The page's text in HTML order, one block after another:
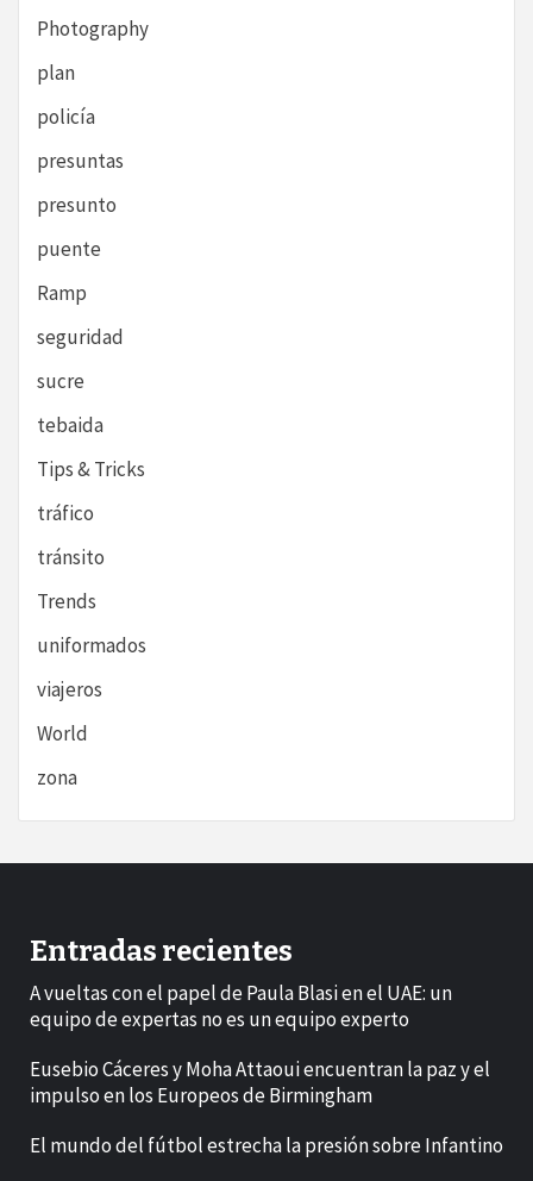
Photography
plan
policía
presuntas
presunto
puente
Ramp
seguridad
sucre
tebaida
Tips & Tricks
tráfico
tránsito
Trends
uniformados
viajeros
World
zona
Entradas recientes
A vueltas con el papel de Paula Blasi en el UAE: un
equipo de expertas no es un equipo experto
Eusebio Cáceres y Moha Attaoui encuentran la paz y el
impulso en los Europeos de Birmingham
El mundo del fútbol estrecha la presión sobre Infantino